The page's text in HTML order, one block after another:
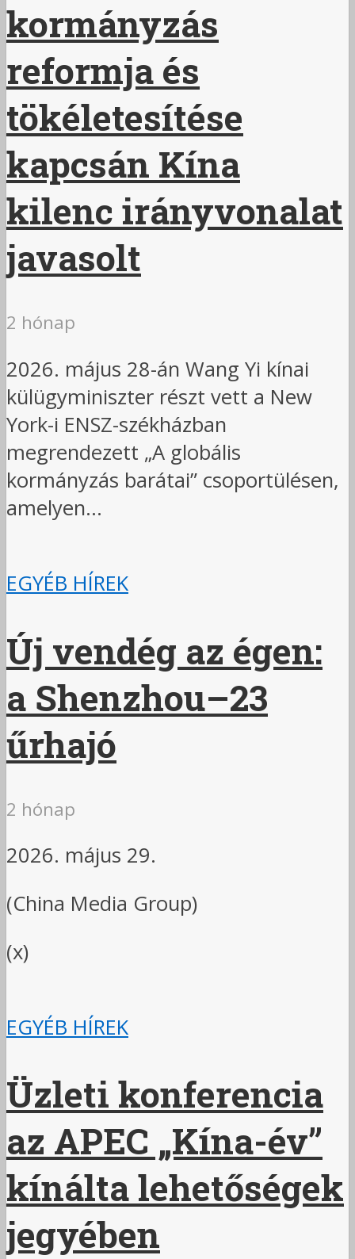
kormányzás
reformja és
tökéletesítése
kapcsán Kína
kilenc irányvonalat
javasolt
2 hónap
2026. május 28-án Wang Yi kínai
külügyminiszter részt vett a New
York-i ENSZ-székházban
megrendezett „A globális
kormányzás barátai” csoportülésen,
amelyen...
EGYÉB HÍREK
Új vendég az égen:
a Shenzhou–23
űrhajó
2 hónap
2026. május 29.
(China Media Group)
(x)
EGYÉB HÍREK
Üzleti konferencia
az APEC „Kína-év”
kínálta lehetőségek
jegyében